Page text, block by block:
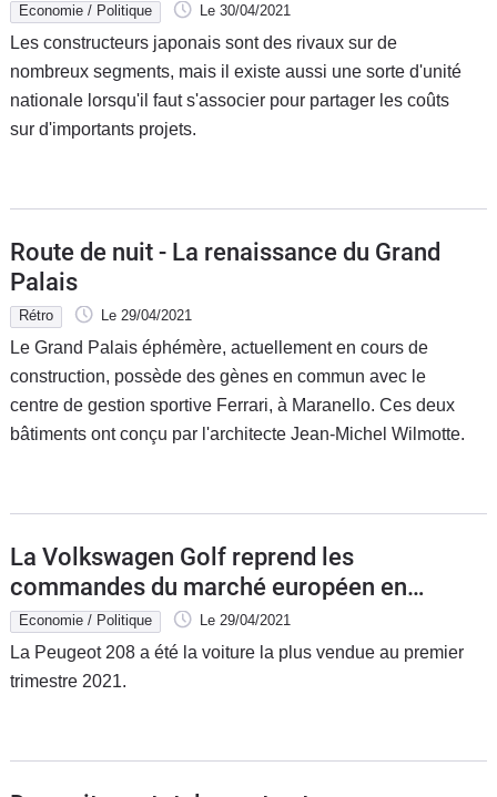
Economie / Politique Le 30/04/2021
Les constructeurs japonais sont des rivaux sur de
nombreux segments, mais il existe aussi une sorte d'unité
nationale lorsqu'il faut s'associer pour partager les coûts
sur d'importants projets.
Route de nuit - La renaissance du Grand
Palais
Rétro Le 29/04/2021
Le Grand Palais éphémère, actuellement en cours de
construction, possède des gènes en commun avec le
centre de gestion sportive Ferrari, à Maranello. Ces deux
bâtiments ont conçu par l'architecte Jean-Michel Wilmotte.
La Volkswagen Golf reprend les
commandes du marché européen en
mars
Economie / Politique Le 29/04/2021
La Peugeot 208 a été la voiture la plus vendue au premier
trimestre 2021.